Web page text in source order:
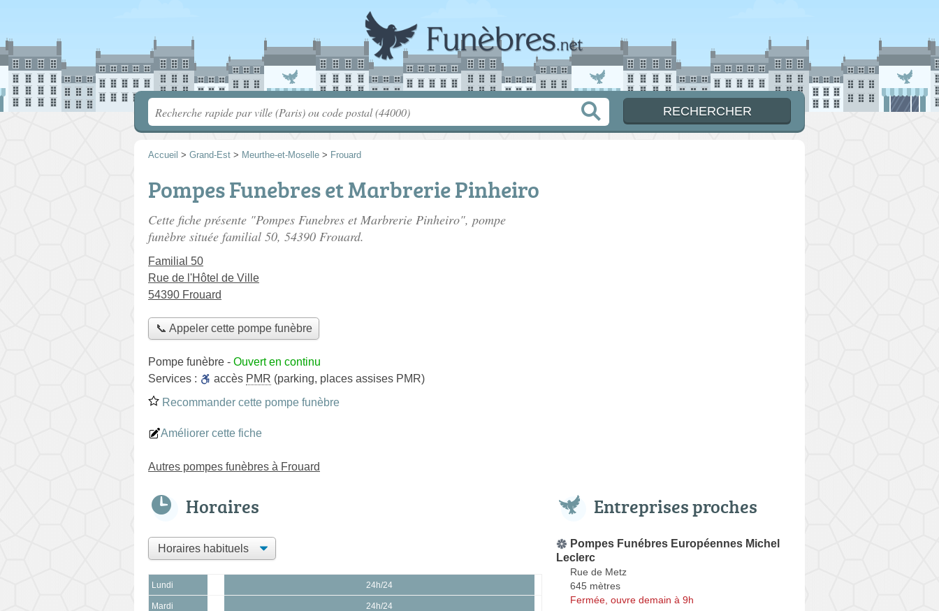
Accueil > Grand-Est > Meurthe-et-Moselle > Frouard
Pompes Funebres et Marbrerie Pinheiro
Cette fiche présente "Pompes Funebres et Marbrerie Pinheiro", pompe
funèbre située ️familial️ 50, 54390 Frouard.
️Familial️ 50
Rue de l'Hôtel de Ville
54390 Frouard
📞 Appeler cette pompe funèbre
Pompe funèbre - Ouvert en continu
Services :
accès PMR (parking, places assises PMR)
Recommander cette pompe funèbre
Améliorer cette fiche
Autres pompes funèbres à Frouard
Horaires
Lundi 24h/24
Mardi 24h/24
Entreprises proches
Pompes Funébres Européennes Michel
Leclerc
Rue de Metz
645 mètres
Fermée, ouvre demain à 9h